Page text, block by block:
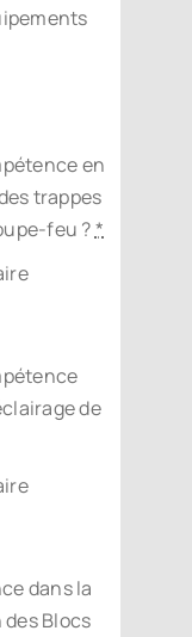
en
trappes
feu ?*
de
dans la
Blocs